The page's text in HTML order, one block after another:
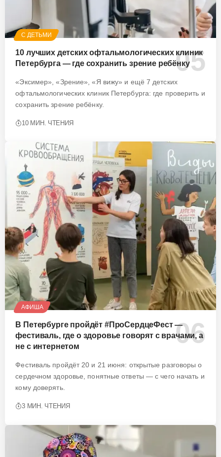
С ДЕТЬМИ
10 лучших детских офтальмологических клиник
Петербурга — где сохранить зрение ребёнку
«Эксимер», «Зрение», «Я вижу» и ещё 7 детских
офтальмологических клиник Петербурга: где проверить и
сохранить зрение ребёнку.
10 МИН. ЧТЕНИЯ
АФИША
В Петербурге пройдёт #ПроСердцеФест —
фестиваль, где о здоровье говорят с врачами, а
не с интернетом
Фестиваль пройдёт 20 и 21 июня: открытые разговоры о
сердечном здоровье, понятные ответы — с чего начать и
кому доверять.
3 МИН. ЧТЕНИЯ